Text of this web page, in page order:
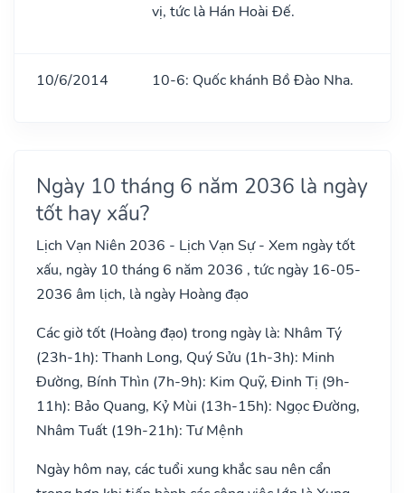
vị, tức là Hán Hoài Đế.
10/6/2014 10-6: Quốc khánh Bồ Đào Nha.
Ngày 10 tháng 6 năm 2036 là ngày
tốt hay xấu?
Lịch Vạn Niên 2036 - Lịch Vạn Sự - Xem ngày tốt
xấu, ngày 10 tháng 6 năm 2036 , tức ngày 16-05-
2036 âm lịch, là ngày Hoàng đạo
Các giờ tốt (Hoàng đạo) trong ngày là: Nhâm Tý
(23h-1h): Thanh Long, Quý Sửu (1h-3h): Minh
Đường, Bính Thìn (7h-9h): Kim Quỹ, Đinh Tị (9h-
11h): Bảo Quang, Kỷ Mùi (13h-15h): Ngọc Đường,
Nhâm Tuất (19h-21h): Tư Mệnh
Ngày hôm nay, các tuổi xung khắc sau nên cẩn